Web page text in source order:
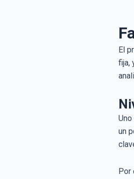
El
fija,
un
Por